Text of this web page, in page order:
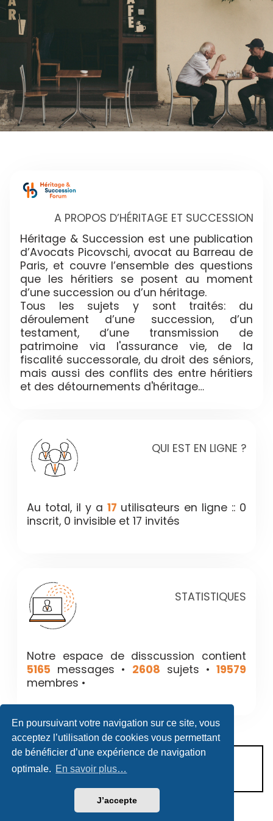
En poursuivant votre navigation sur ce site, vous
acceptez l’utilisation de cookies vous permettant
de bénéficier d’une expérience de navigation
optimale. En savoir plus…
J’accepte
A PROPOS D’HÉRITAGE ET SUCCESSION
Héritage & Succession est une publication
d’Avocats Picovschi, avocat au Barreau de
Paris, et couvre l’ensemble des questions
que les héritiers se posent au moment
d’une succession ou d’un héritage.
Tous les sujets y sont traités: du
déroulement d’une succession, d’un
testament, d’une transmission de
patrimoine via l'assurance vie, de la
fiscalité successorale, du droit des séniors,
mais aussi des conflits des entre héritiers
et des détournements d'héritage…
QUI EST EN LIGNE ?
Au total, il y a 17 utilisateurs en ligne :: 0
inscrit, 0 invisible et 17 invités
STATISTIQUES
Notre espace de disscussion contient
5165 messages • 2608 sujets •19579
membres •
CONDITIONS D’UTILISATION
POLITIQUE DE VIE PRIVÉE
Héritage & Succession